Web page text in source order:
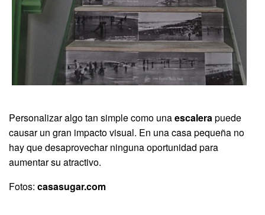
Personalizar algo tan simple como unaescalerapuede
causar un gran impacto visual. En una casa pequeña no
hay que desaprovechar ninguna oportunidad para
aumentar su atractivo.
Fotos: casasugar.com